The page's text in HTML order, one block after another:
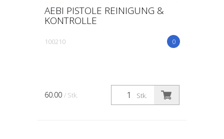
AEBI PISTOLE REINIGUNG &
KONTROLLE
0
100210
Stk.
60.00 / Stk.